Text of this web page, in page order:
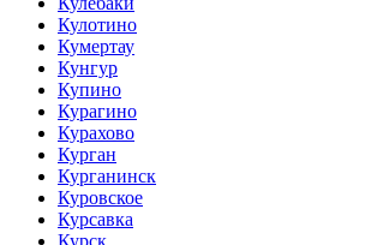
Кулотино
Кумертау
Кунгур
Купино
Курагино
Курахово
Курган
Курганинск
Куровское
Курсавка
Курск